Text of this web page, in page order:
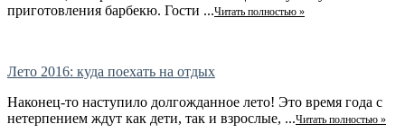
приготовления барбекю. Гости ...Читать полностью »
Лето 2016: куда поехать на отдых
Наконец-то наступило долгожданное лето! Это время года с
нетерпением ждут как дети, так и взрослые, ...Читать полностью »